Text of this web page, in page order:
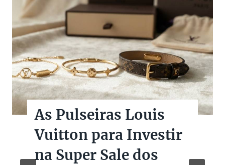
As Pulseiras Louis
Vuitton para Investir
na Super Sale dos